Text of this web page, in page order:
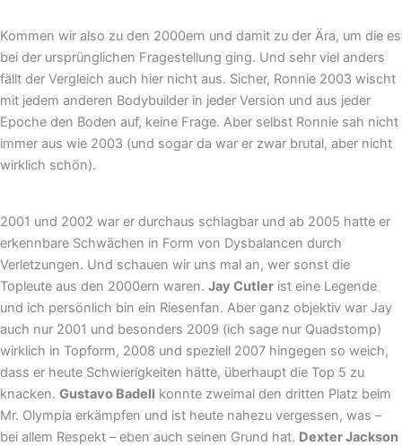
Kommen wir also zu den 2000ern und damit zu der Ära, um die es
bei der ursprünglichen Fragestellung ging. Und sehr viel anders
fällt der Vergleich auch hier nicht aus. Sicher, Ronnie 2003 wischt
mit jedem anderen Bodybuilder in jeder Version und aus jeder
Epoche den Boden auf, keine Frage. Aber selbst Ronnie sah nicht
immer aus wie 2003 (und sogar da war er zwar brutal, aber nicht
wirklich schön).
2001 und 2002 war er durchaus schlagbar und ab 2005 hatte er
erkennbare Schwächen in Form von Dysbalancen durch
Verletzungen. Und schauen wir uns mal an, wer sonst die
Topleute aus den 2000ern waren. Jay Cutler ist eine Legende
und ich persönlich bin ein Riesenfan. Aber ganz objektiv war Jay
auch nur 2001 und besonders 2009 (ich sage nur Quadstomp)
wirklich in Topform, 2008 und speziell 2007 hingegen so weich,
dass er heute Schwierigkeiten hätte, überhaupt die Top 5 zu
knacken. Gustavo Badell konnte zweimal den dritten Platz beim
Mr. Olympia erkämpfen und ist heute nahezu vergessen, was –
bei allem Respekt – eben auch seinen Grund hat. Dexter Jackson